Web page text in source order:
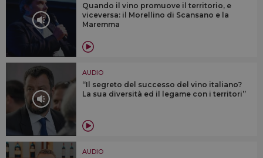
Quando il vino promuove il territorio, e
viceversa: il Morellino di Scansano e la
Maremma
AUDIO
“Il segreto del successo del vino italiano?
La sua diversità ed il legame con i territori”
AUDIO